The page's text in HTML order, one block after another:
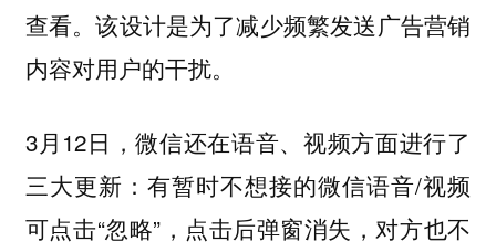
查看。该设计是为了减少频繁发送广告营销
内容对用户的干扰。
3月12日，微信还在语音、视频方面进行了
三大更新：有暂时不想接的微信语音/视频
可点击“忽略”，点击后弹窗消失，对方也不